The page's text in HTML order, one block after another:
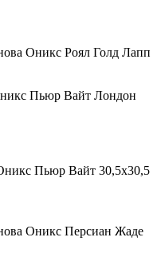
Оникс Роял Голд Лапп
Пьюр Вайт Лондон
Пьюр Вайт 30,5х30,5
Оникс Персиан Жаде